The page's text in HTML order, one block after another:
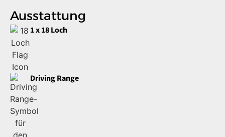
Ausstattung
1 x 18 Loch
Driving Range